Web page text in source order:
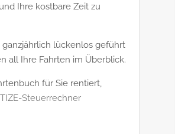
Ihre kostbare Zeit zu
lückenlos geführt
all Ihre Fahrten im Überblick.
für Sie rentiert,
Steuerrechner